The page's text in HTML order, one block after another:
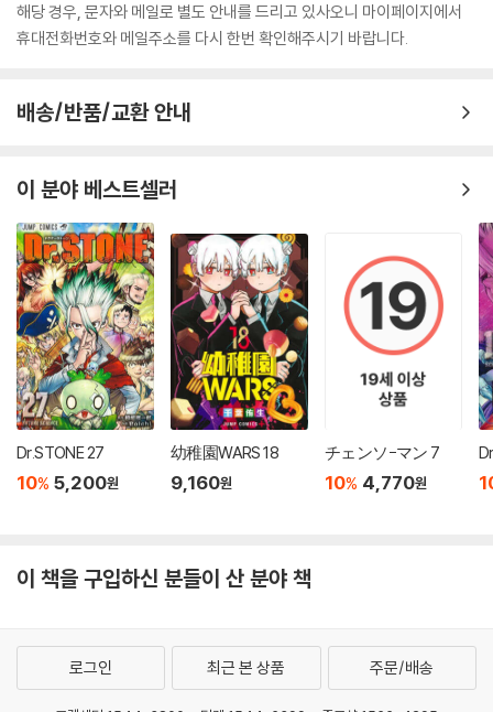
해당 경우, 문자와 메일로 별도 안내를 드리고 있사오니 마이페이지에서
휴대전화번호와 메일주소를 다시 한번 확인해주시기 바랍니다.
배송/반품/교환 안내
이 분야 베스트셀러
Dr.STONE 27
10% 5,200원
幼稚園WARS 18
9,160원
チェンソ-マン 7
10% 4,770원
이 책을 구입하신 분들이 산 분야 책
로그인 최근 본 상품 주문/배송